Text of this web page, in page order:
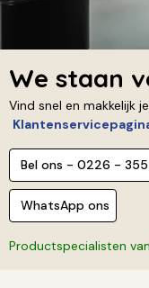
We staan
Vind snel en makkelijk
Bel ons - 0226 -
WhatsApp ons
Productspecialisten